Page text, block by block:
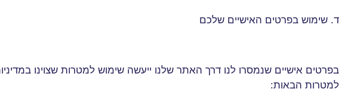
ד. שימוש בפרטים האישיים שלכם
בפרטים אישיים שנמסרו לנו דרך האתר שלנו ייעשה שימוש למטרות שצוינו
למטרות הבאות: